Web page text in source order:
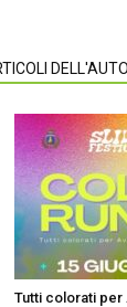
Tutti colorati per